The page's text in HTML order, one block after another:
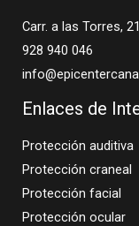
Carr. a las Torres,
928 940 046
Enlaces de
Protección auditiva
Protección craneal
Protección facial
Protección ocular